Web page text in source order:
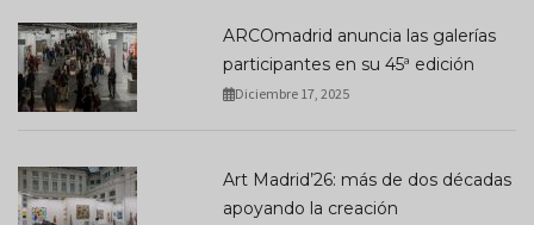
ARCOmadrid anuncia las galerías
participantes en su 45ª edición
Diciembre 17, 2025
Art Madrid’26: más de dos décadas
apoyando la creación